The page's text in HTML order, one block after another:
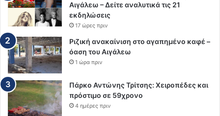
Αιγάλεω – Δείτε αναλυτικά τις 21
εκδηλώσεις
17 ώρες πριν
Ριζική ανακαίνιση στο αγαπημένο καφέ –
όαση του Αιγάλεω
1 ώρα πριν
Πάρκο Αντώνης Τρίτσης: Χειροπέδες και
πρόστιμο σε 59χρονο
4 ημέρες πριν